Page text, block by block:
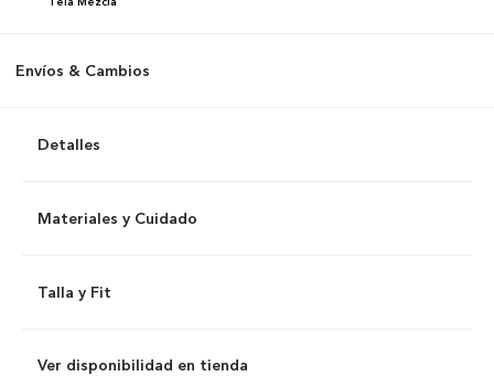
Envíos & Cambios
Detalles
Materiales y Cuidado
Talla y Fit
Ver disponibilidad en tienda